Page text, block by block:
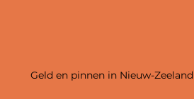
Geld en pinnen in Nieuw-Zeeland